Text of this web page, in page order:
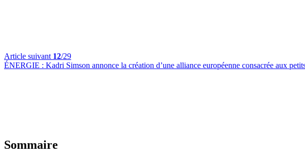
Article suivant 12/29
ÉNERGIE : Kadri Simson annonce la création d’une alliance européenne consacrée aux
Sommaire